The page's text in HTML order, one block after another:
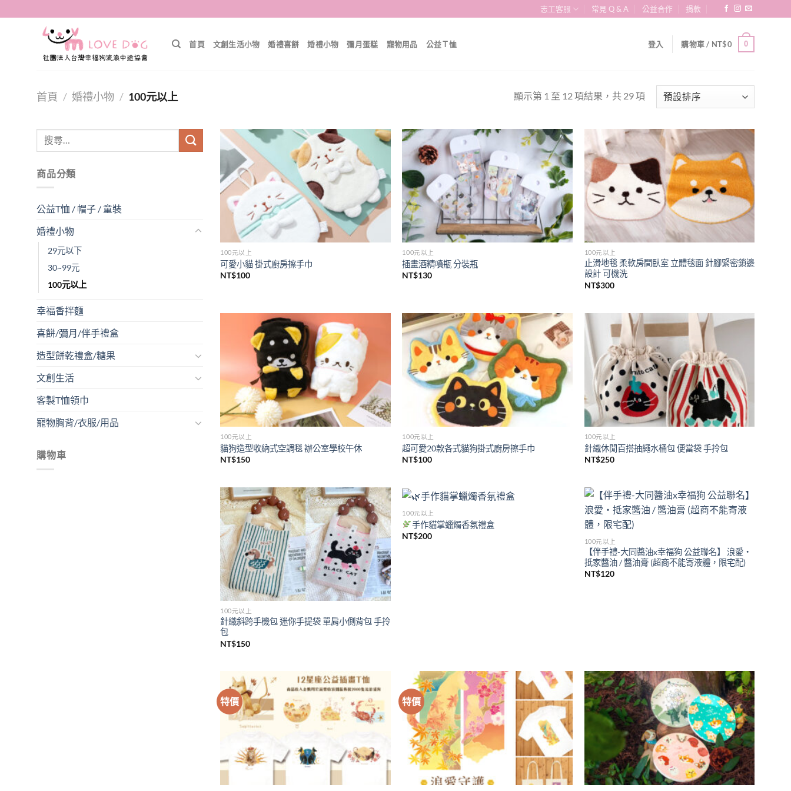
to
志工客服 常見 Q & A 公益合作 捐款
首頁 文創生活小物 婚禮喜餅 婚禮小物 彌月蛋糕 寵物用品 公益Ｔ恤 登入 購物車 / NT$0 0
首頁 / 婚禮小物 / 100元以上 顯示第 1 至 12 項結果，共 29 項
鍵
字:
商品分類
公益T恤 / 帽子 / 童裝
婚禮小物
29元以下
30~99元
100元以上
幸福香拌麵
喜餅/彌月/伴手禮盒
造型餅乾禮盒/糖果
文創生活
客製T恤領巾
寵物胸背/衣服/用品
購物車
Add to
wishlist
100元以上
可愛小貓 掛式廚房擦手巾
NT$100
Add to
wishlist
100元以上
插畫酒精噴瓶 分裝瓶
NT$130
Add to
wishlist
100元以上
止滑地毯 柔軟房間臥室 立體毯面 針腳緊密鎖邊
設計 可機洗
NT$300
Add to
wishlist
100元以上
貓狗造型收納式空調毯 辦公室學校午休
NT$150
Add to
100元以上
超可愛20款各式貓狗掛式廚房擦手巾
NT$100
wishlist
100元以上
針織休閒百搭抽繩水桶包 便當袋 手拎包
NT$250
Add to
wishlist
100元以上
針織斜跨手機包 迷你手提袋 單肩小側背包 手拎
包
NT$150
100元以上
手作貓掌蠟燭香氛禮盒
NT$200
100元以上
【伴手禮-大同醬油x幸福狗 公益聯名】 浪愛‧
抵家醬油 / 醬油膏 (超商不能寄液體，限宅配)
NT$120
特價
Add to
wishlist
特價
Add to
Add to
wishlist